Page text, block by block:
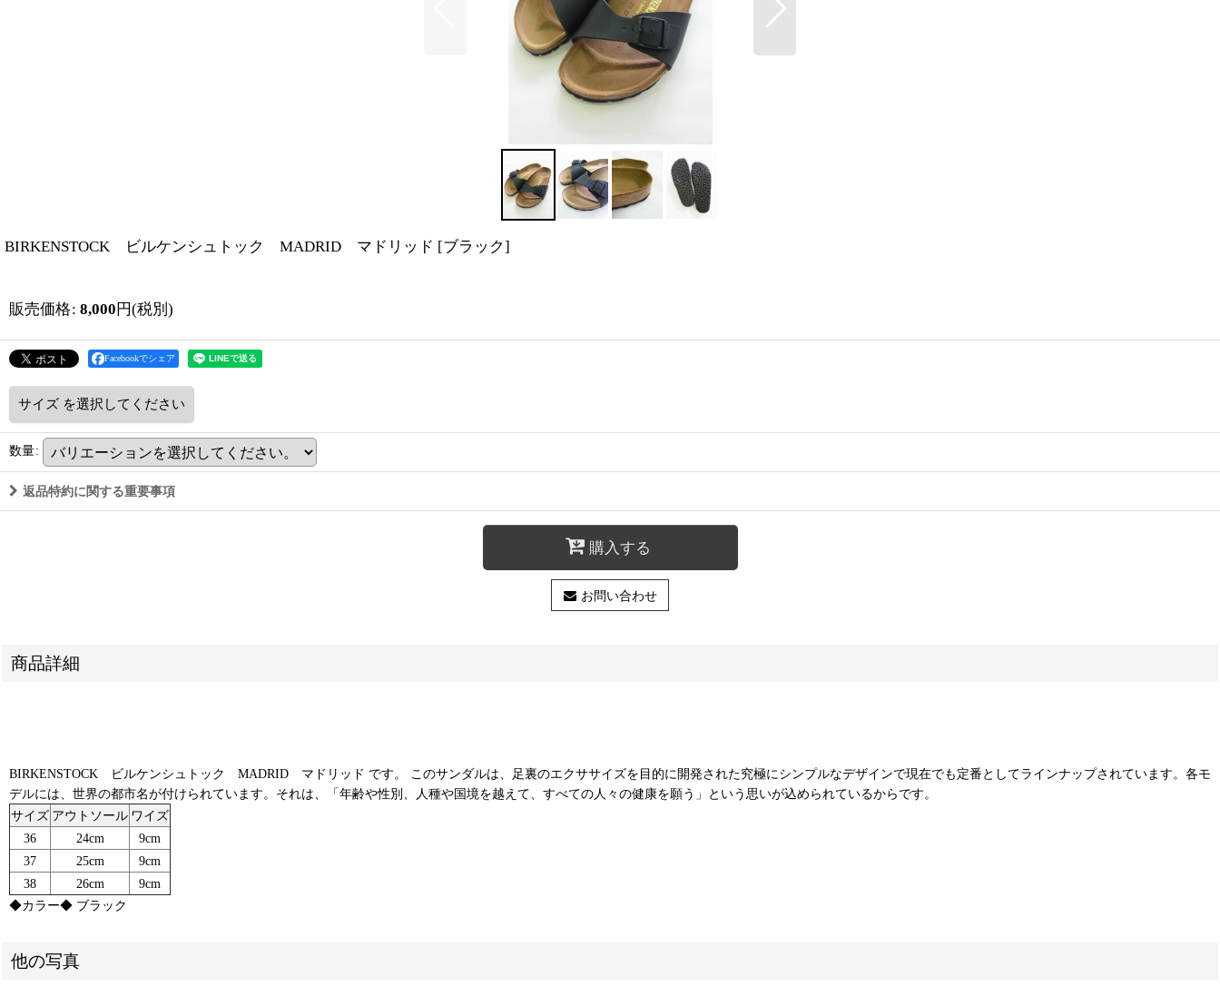
BIRKENSTOCK ビルケンシュトック MADRID マドリッド [ブラック]
販売価格: 8,000 円(税別)
Facebookでシェア
サイズ を選択してください
数量:
返品特約に関する重要事項
購入する
お問い合わせ
商品詳細
BIRKENSTOCK ビルケンシュトック MADRID マドリッド です。 このサンダルは、足裏のエクササイズを目的に開発された究極にシンプルなデザインで現在でも定番としてラインナップされています。各モ
デルには、世界の都市名が付けられています。それは、「年齢や性別、人種や国境を越えて、すべての人々の健康を願う」という思いが込められているからです。
サイズ アウトソール ワイズ
36
24cm
9cm
37
25cm
9cm
38
26cm
9cm
◆カラー◆ ブラック
他の写真